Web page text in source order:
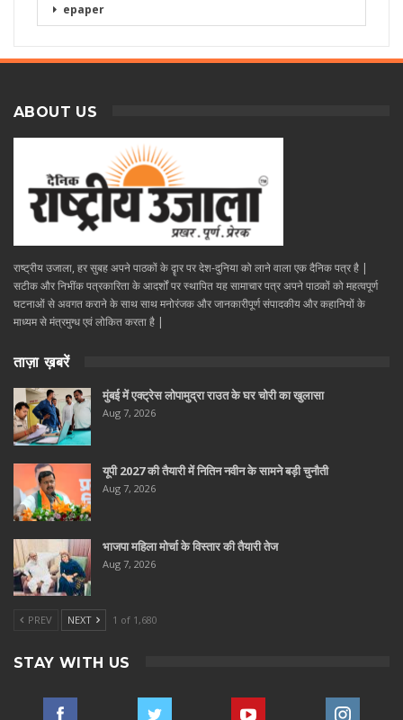
epaper
ABOUT US
राष्ट्रीय उजाला, हर सुबह अपने पाठकों के दॄार पर देश-दुनिया को लाने वाला एक दैनिक पत्र है |
सटीक और निभींक पत्रकारिता के आदर्शों पर स्थापित यह सामाचार पत्र अपने पाठकों को महत्वपूर्ण
घटनाओं से अवगत कराने के साथ साथ मनोरंजक और जानकारीपूर्ण संपादकीय और कहानियों के
माध्यम से मंत्रमुग्ध एवं लोकित करता है |
ताज़ा ख़बरें
मुंबई में एक्ट्रेस लोपामुद्रा राउत के घर चोरी का खुलासा
Aug 7, 2026
यूपी 2027 की तैयारी में नितिन नवीन के सामने बड़ी चुनौती
Aug 7, 2026
भाजपा महिला मोर्चा के विस्तार की तैयारी तेज
Aug 7, 2026
PREV NEXT 1 of 1,680
STAY WITH US